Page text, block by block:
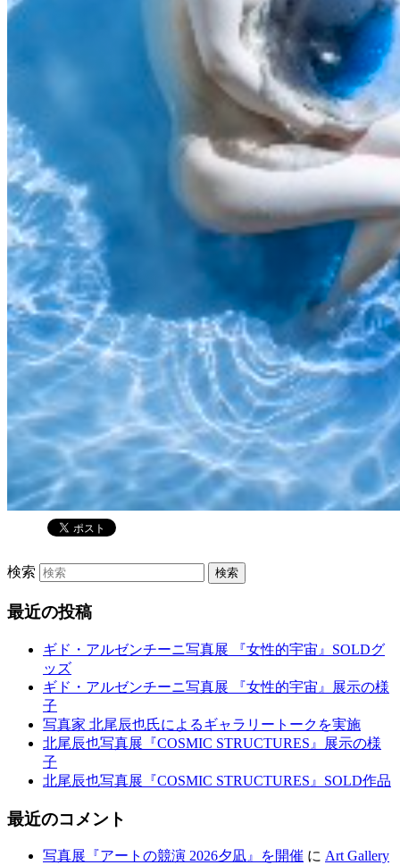
検索
最近の投稿
ギド・アルゼンチーニ写真展 『女性的宇宙』SOLDグ
ッズ
ギド・アルゼンチーニ写真展 『女性的宇宙』展示の様
子
写真家 北尾辰也氏によるギャラリートークを実施
北尾辰也写真展『COSMIC STRUCTURES』展示の様
子
北尾辰也写真展『COSMIC STRUCTURES』SOLD作品
最近のコメント
写真展『アートの競演 2026夕凪』を開催 に Art Gallery